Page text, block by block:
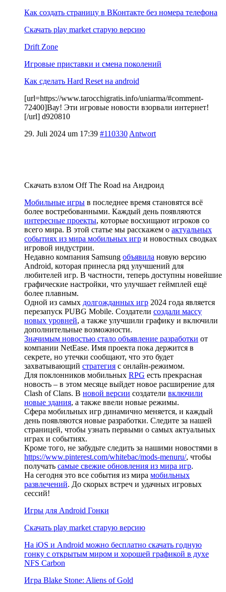
Как создать страницу в ВКонтакте без номера телефона
Скачать play market старую версию
Drift Zone
Игровые приставки и смена поколений
Как сделать Hard Reset на android
[url=https://www.tarocchigratis.info/uniarma/#comment-
72400]Вау! Эти игровые новости взорвали интернет!
[/url] d920810
29. Juli 2024 um 17:39 #110330 Antwort
Скачать взлом Off The Road на Андроид
Мобильные игры в последнее время становятся всё
более востребованными. Каждый день появляются
интересные проекты, которые восхищают игроков со
всего мира. В этой статье мы расскажем о актуальных
событиях из мира мобильных игр и новостных сводках
игровой индустрии.
Недавно компания Samsung объявила новую версию
Android, которая принесла ряд улучшений для
любителей игр. В частности, теперь доступны новейшие
графические настройки, что улучшает геймплей ещё
более плавным.
Одной из самых долгожданных игр 2024 года является
перезапуск PUBG Mobile. Создатели создали массу
новых уровней, а также улучшили графику и включили
дополнительные возможности.
Значимым новостью стало объявление разработки от
компании NetEase. Имя проекта пока держится в
секрете, но утечки сообщают, что это будет
захватывающий стратегия с онлайн-режимом.
Для поклонников мобильных RPG есть прекрасная
новость – в этом месяце выйдет новое расширение для
Clash of Clans. В новой версии создатели включили
новые здания, а также ввели новые режимы.
Сфера мобильных игр динамично меняется, и каждый
день появляются новые разработки. Следите за нашей
страницей, чтобы узнать первыми о самых актуальных
играх и событиях.
Кроме того, не забудьте следить за нашими новостями в
https://www.pinterest.com/whitebac/mods-menuru/, чтобы
получать самые свежие обновления из мира игр.
На сегодня это все события из мира мобильных
развлечений. До скорых встреч и удачных игровых
сессий!
Игры для Android Гонки
Скачать play market старую версию
На iOS и Android можно бесплатно скачать годную
гонку с открытым миром и хорошей графикой в духе
NFS Carbon
Игра Blake Stone: Aliens of Gold